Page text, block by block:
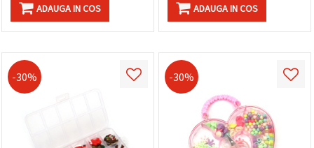
ADAUGA IN COS ADAUGA IN COS
-30% -30%